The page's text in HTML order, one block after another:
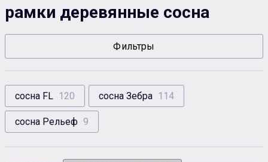
Сувенирная продукция Зарядные устройства
Аксессуары
рамки деревянные сосна
Фильтры
сосна FL 120 сосна Зебра 114
сосна Рельеф 9